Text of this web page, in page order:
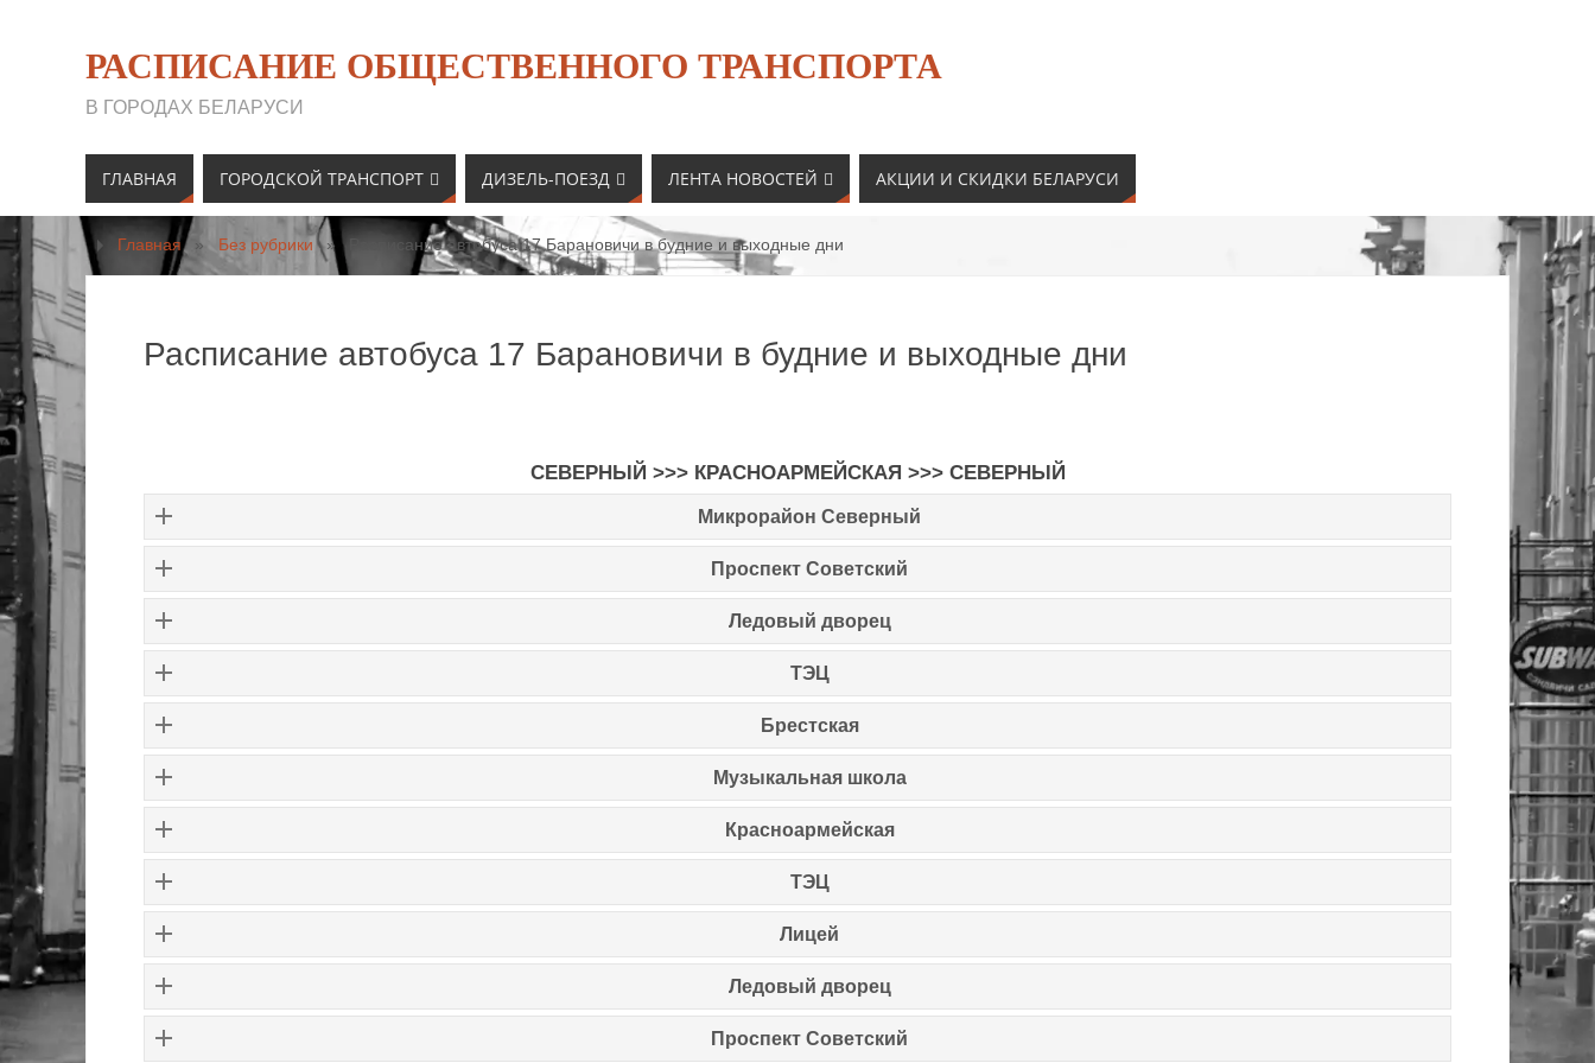
РАСПИСАНИЕ ОБЩЕСТВЕННОГО ТРАНСПОРТА
В ГОРОДАХ БЕЛАРУСИ
ГЛАВНАЯ ГОРОДСКОЙ ТРАНСПОРТ ДИЗЕЛЬ-ПОЕЗД ЛЕНТА НОВОСТЕЙ АКЦИИ И СКИДКИ БЕЛАРУСИ
Главная » Без рубрики » Расписание автобуса 17 Барановичи в будние и выходные дни
Расписание автобуса 17 Барановичи в будние и выходные дни
СЕВЕРНЫЙ >>> КРАСНОАРМЕЙСКАЯ >>> СЕВЕРНЫЙ
Микрорайон Северный
Проспект Советский
Ледовый дворец
ТЭЦ
Брестская
Музыкальная школа
Красноармейская
ТЭЦ
Лицей
Ледовый дворец
Проспект Советский